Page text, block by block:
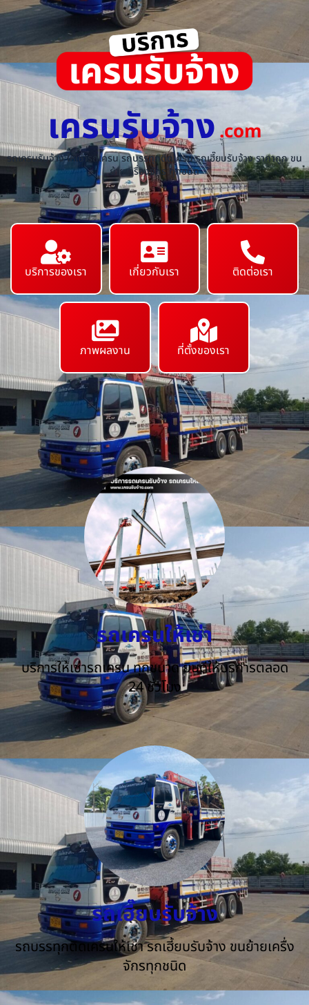
เครนรับจ้าง.com
รถเครนรับจ้าง ให้เช่ารถเครน รถบรรทุกติดเครน รถเฮี๊ยบรับจ้าง ราคาถูก ขน
ย้ายเครื่องจักร ทุกชนิด
บริการของเรา เกี่ยวกับเรา ติดต่อเรา
ภาพผลงาน ที่ตั้งของเรา
รถเครนให้เช่า
บริการให้เช่ารถเครน ทุกขนาด ยินดีให้บริการตลอด
24 ชั่วโมง
รถเฮี๊ยบรับจ้าง
รถบรรทุกติดเครนให้เช่า รถเฮี้ยบรับจ้าง ขนย้ายเครื่ง
จักรทุกชนิด